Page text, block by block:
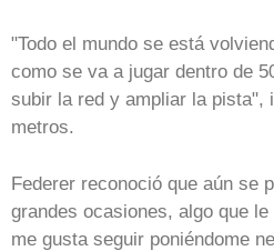
"Todo el mundo se está
como se va a jugar dentro de
subir la red y ampliar la pista",
metros.
Federer reconoció que aún se
grandes ocasiones, algo que
me gusta seguir poniéndome